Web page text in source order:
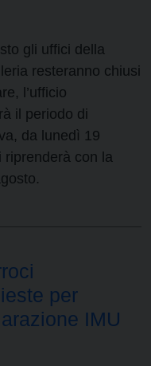
gli uffici della
resteranno chiusi
l’ufficio
il periodo di
da lunedì 19
riprenderà con la
per
IMU